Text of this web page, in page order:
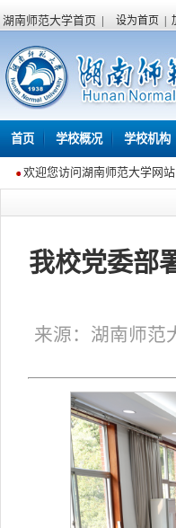
湖南师范大学首页 | 设为首页
首页 学校概况 学校机构
欢迎您访问湖南师范大学网站
我校党委部
来源：湖南师范